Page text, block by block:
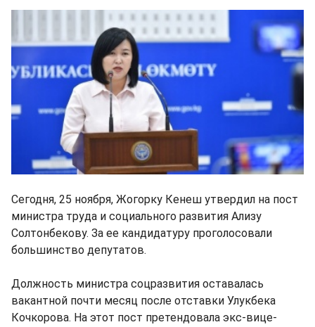
Сегодня, 25 ноября, Жогорку Кенеш утвердил на пост
министра труда и социального развития Ализу
Солтонбекову. За ее кандидатуру проголосовали
большинство депутатов.
Должность министра соцразвития оставалась
вакантной почти месяц после отставки Улукбека
Кочкорова. На этот пост претендовала экс-вице-